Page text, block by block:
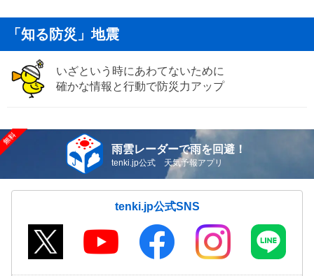
「知る防災」地震
いざという時にあわてないために
確かな情報と行動で防災力アップ
雨雲レーダーで雨を回避！
tenki.jp公式 天気予報アプリ
tenki.jp公式SNS